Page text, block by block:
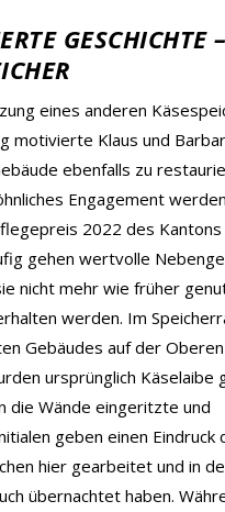
GESCHICHTE –
eines anderen
motivierte Klaus und
ebenfalls zu
Engagement
2022 des Kantons
gehen wertvolle
nicht mehr wie früher
werden. Im
Gebäudes auf der Oberen
ursprünglich Käselaibe
die Wände eingeritzte und
geben einen Eindruck
hier gearbeitet und in
übernachtet haben.